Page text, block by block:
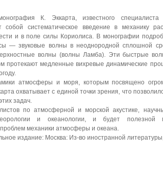
К. Эккарта, известного
собой систематическое введение в механику
и в поле силы Кориолиса. В монографии
— звуковые волны в неоднородной сплошной
волны (волны Ламба). Эти быстрые
протекают медленные вихревые динамические
атмосферы и моря, которым посвящено
охватывает с единой точки зрения, что
задач.
по атмосферной и морской акустике,
и океанологии, и будет полезной
механики атмосферы и океана.
издание: Москва: Из-во иностранной литературы,